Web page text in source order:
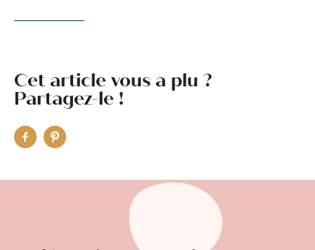
Cet article vous a plu ?
Partagez-le !